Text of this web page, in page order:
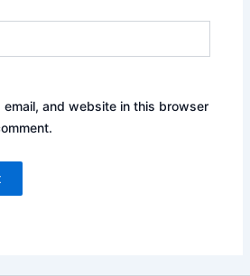
email, and website in this browser